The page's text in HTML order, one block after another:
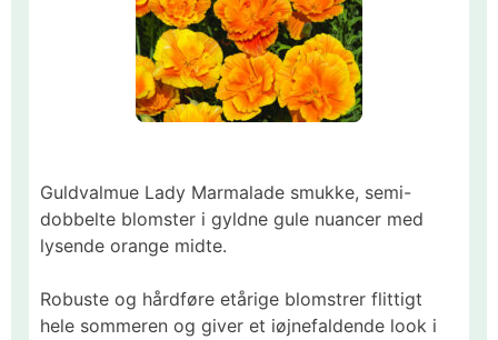
Guldvalmue Lady Marmalade smukke, semi-
dobbelte blomster i gyldne gule nuancer med
lysende orange midte.
Robuste og hårdføre etårige blomstrer flittigt
hele sommeren og giver et iøjnefaldende look i